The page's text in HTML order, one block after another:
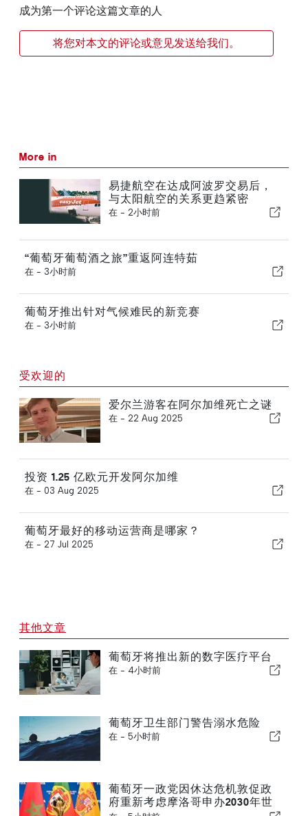
成为第一个评论这篇文章的人
将您对本文的评论或意见发送给我们。
More in
易捷航空在达成阿波罗交易后，
与太阳航空的关系更趋紧密
在 - 2小时前
“葡萄牙葡萄酒之旅”重返阿连特茹
在 - 3小时前
葡萄牙推出针对气候难民的新竞赛
在 - 3小时前
受欢迎的
爱尔兰游客在阿尔加维死亡之谜
在 - 22 Aug 2025
投资 1.25 亿欧元开发阿尔加维
在 - 03 Aug 2025
葡萄牙最好的移动运营商是哪家？
在 - 27 Jul 2025
其他文章
葡萄牙将推出新的数字医疗平台
在 - 4小时前
葡萄牙卫生部门警告溺水危险
在 - 5小时前
葡萄牙一政党因休达危机敦促政
府重新考虑摩洛哥申办2030年世